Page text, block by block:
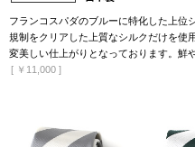
フランコスパダのブルーに特化した上位
規制をクリアした上質なシルクだけを使
変美しい仕上がりとなっております。鮮
[ ￥11,000 ]